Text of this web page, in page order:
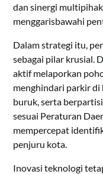
dan sinergi
menggarisbawahi
Dalam strategi itu,
sebagai pilar krusial.
aktif melaporkan
menghindari parkir di
buruk, serta
sesuai Peraturan
mempercepat
penjuru kota.
Inovasi teknologi